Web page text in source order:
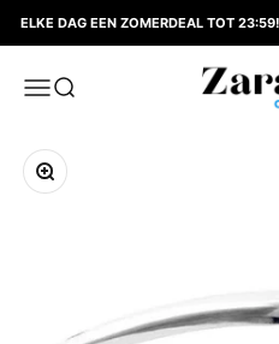
ELKE DAG EEN ZOMERDEAL TOT 23:59!
MenuZoeken
Zarado.nl
In-/uitzoomen